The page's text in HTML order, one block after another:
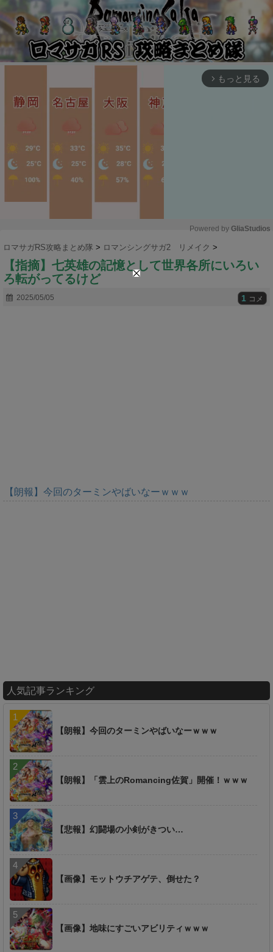
arrow_forward_ios もっと見る
u
Powered by GliaStudios
ロマサガRS攻略まとめ隊 > ロマンシングサガ2 リメイク >
【指摘】七英雄の記憶として世界各所にいろい
ろ転がってるけど
2025/05/05 1 コメ
【朗報】今回のターミンやばいなーｗｗｗ
人気記事ランキング
【朗報】今回のターミンやばいなーｗｗｗ
【朗報】「雲上のRomancing佐賀」開催！ｗｗｗ
【悲報】幻闘場の小剣がきつい…
【画像】モットウチアゲテ、倒せた？
【画像】地味にすごいアビリティｗｗｗ